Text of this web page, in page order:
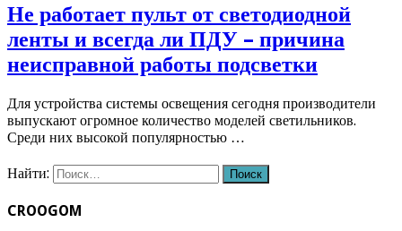
Не работает пульт от светодиодной
ленты и всегда ли ПДУ – причина
неисправной работы подсветки
Для устройства системы освещения сегодня производители
выпускают огромное количество моделей светильников.
Среди них высокой популярностью …
Найти:
CROOGOM